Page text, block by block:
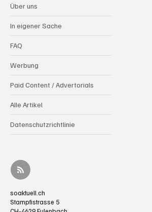
Über uns
In eigener Sache
FAQ
Werbung
Paid Content / Advertorials
Alle Artikel
Datenschutzrichtlinie
soaktuell.ch
Stampfistrasse 5